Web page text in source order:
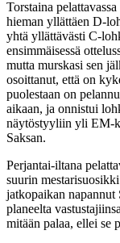
Torstaina
hieman yllättäen D-
yhtä yllättävästi C-
ensimmäisessä
mutta murskasi sen
osoittanut, että on
puolestaan on
aikaan, ja onnistui
näytöstyyliin yli EM-
Saksan.
Perjantai-iltana
suurin
jatkopaikan
planeelta
mitään palaa, ellei se